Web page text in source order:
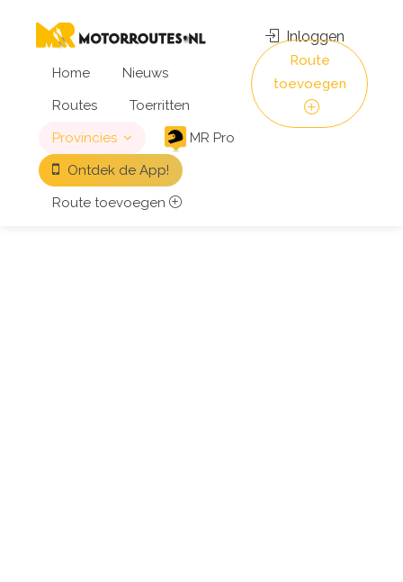
Home
Nieuws
Routes
Toerritten
Provincies
MR Pro
Ontdek de App!
Route toevoegen
Inloggen
Route
toevoegen